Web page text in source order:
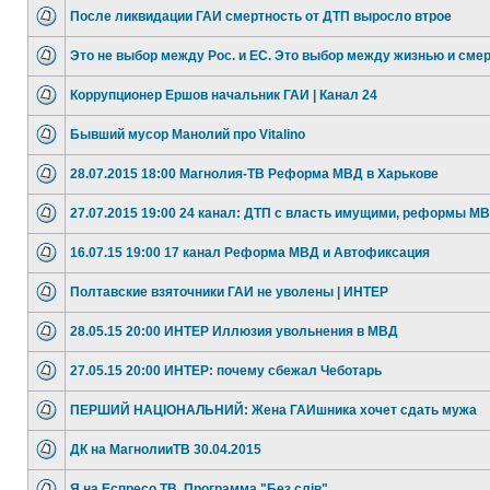
После ликвидации ГАИ смертность от ДТП выросло втрое
Это не выбор между Рос. и ЕС. Это выбор между жизнью и
Коррупционер Ершов начальник ГАИ | Канал 24
Бывший мусор Манолий про Vitalino
28.07.2015 18:00 Магнолия-ТВ Реформа МВД в Харькове
27.07.2015 19:00 24 канал: ДТП с власть имущими, реформы
16.07.15 19:00 17 канал Реформа МВД и Автофиксация
Полтавские взяточники ГАИ не уволены | ИНТЕР
28.05.15 20:00 ИНТЕР Иллюзия увольнения в МВД
27.05.15 20:00 ИНТЕР: почему сбежал Чеботарь
ПЕРШИЙ НАЦIОНАЛЬНИЙ: Жена ГАИшника хочет сдать мужа
ДК на МагнолииТВ 30.04.2015